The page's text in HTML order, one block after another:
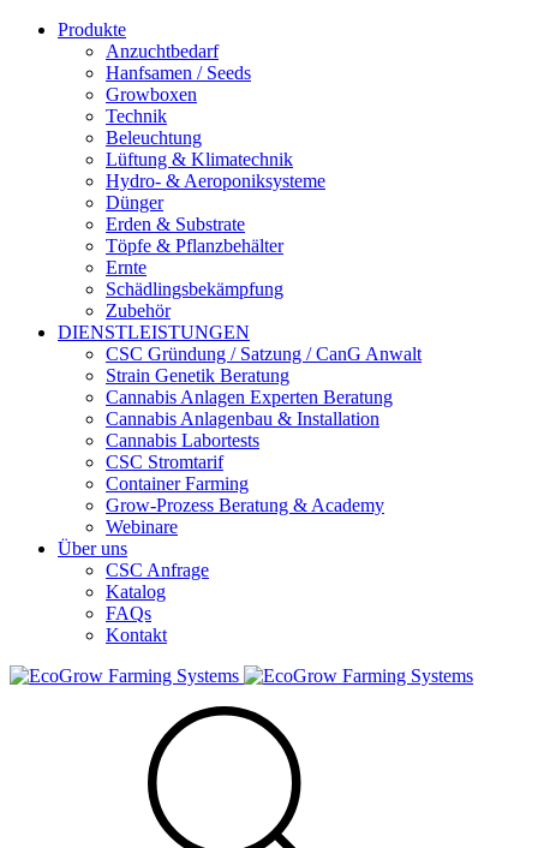
Produkte
Anzuchtbedarf
Hanfsamen / Seeds
Growboxen
Technik
Beleuchtung
Lüftung & Klimatechnik
Hydro- & Aeroponiksysteme
Dünger
Erden & Substrate
Töpfe & Pflanzbehälter
Ernte
Schädlingsbekämpfung
Zubehör
DIENSTLEISTUNGEN
CSC Gründung / Satzung / CanG Anwalt
Strain Genetik Beratung
Cannabis Anlagen Experten Beratung
Cannabis Anlagenbau & Installation
Cannabis Labortests
CSC Stromtarif
Container Farming
Grow-Prozess Beratung & Academy
Webinare
Über uns
CSC Anfrage
Katalog
FAQs
Kontakt